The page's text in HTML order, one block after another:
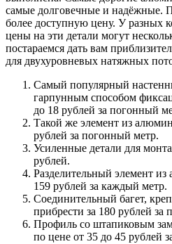
самые долговечные и надёжные.
более доступную цену. У разных
цены на эти детали могут
постараемся дать вам
для двухуровневых натяжных
Самый популярный
гарпунным способом
до 18 рублей за погонный
Такой же элемент из
рублей за погонный метр.
Усиленные детали для
рублей.
Разделительный элемент
159 рублей за каждый метр.
Соединительный багет,
прибрести за 180 рублей за
Профиль со штапиковым
по цене от 35 до 45 рублей